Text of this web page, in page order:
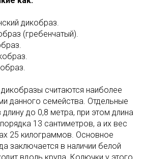
дикобраз.
(гребенчатый).
считаются наиболее
данного семейства. Отдельные
до 0,8 метра, при этом длина
13 сантиметров, а их вес
25 килограммов. Основное
заключается в наличии белой